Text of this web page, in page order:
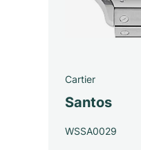
Cartier
Santos
WSSA0029